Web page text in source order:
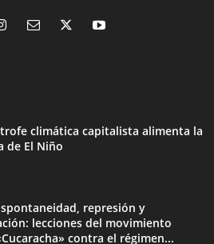
climática capitalista alimenta la
de El Niño
represión y
lecciones del movimiento
contra el régimen...